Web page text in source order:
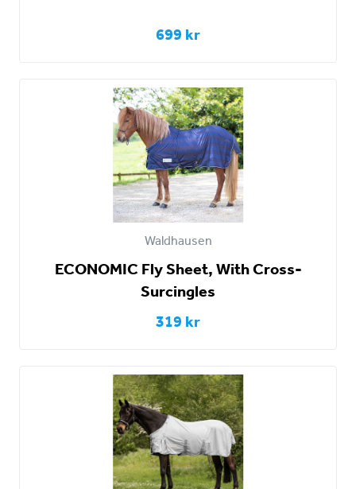
699 kr
Waldhausen
ECONOMIC Fly Sheet, With Cross-
Surcingles
319 kr